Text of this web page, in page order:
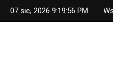
Skip
to
07 sie, 2026 9:19:57 PM